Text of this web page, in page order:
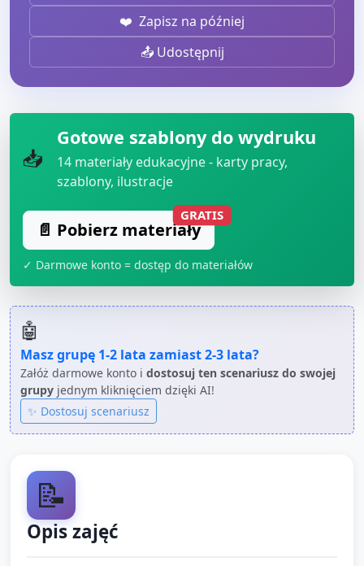
❤️ Zapisz na później
📤 Udostępnij
📥
Gotowe szablony do wydruku
14 materiały edukacyjne - karty pracy,
szablony, ilustracje
📄 Pobierz materiały
GRATIS
✓ Darmowe konto = dostęp do materiałów
🤖
Masz grupę 1-2 lata zamiast2-3 lata?
Załóż darmowe konto i dostosuj ten scenariusz do swojej
grupy jednym kliknięciem dzięki AI!
✨ Dostosuj scenariusz
📝
Opis zajęć